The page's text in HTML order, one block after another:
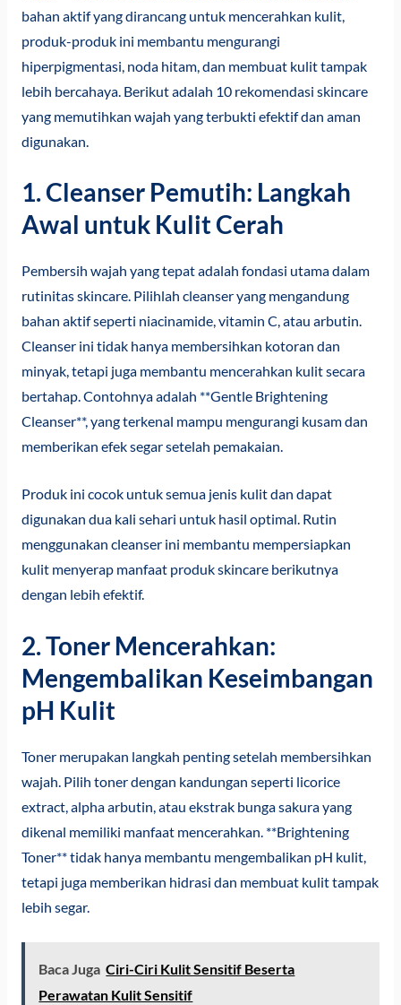
bahan aktif yang dirancang untuk mencerahkan kulit,
produk-produk ini membantu mengurangi
hiperpigmentasi, noda hitam, dan membuat kulit tampak
lebih bercahaya. Berikut adalah 10 rekomendasi skincare
yang memutihkan wajah yang terbukti efektif dan aman
digunakan.
1. Cleanser Pemutih: Langkah
Awal untuk Kulit Cerah
Pembersih wajah yang tepat adalah fondasi utama dalam
rutinitas skincare. Pilihlah cleanser yang mengandung
bahan aktif seperti niacinamide, vitamin C, atau arbutin.
Cleanser ini tidak hanya membersihkan kotoran dan
minyak, tetapi juga membantu mencerahkan kulit secara
bertahap. Contohnya adalah **Gentle Brightening
Cleanser**, yang terkenal mampu mengurangi kusam dan
memberikan efek segar setelah pemakaian.
Produk ini cocok untuk semua jenis kulit dan dapat
digunakan dua kali sehari untuk hasil optimal. Rutin
menggunakan cleanser ini membantu mempersiapkan
kulit menyerap manfaat produk skincare berikutnya
dengan lebih efektif.
2. Toner Mencerahkan:
Mengembalikan Keseimbangan
pH Kulit
Toner merupakan langkah penting setelah membersihkan
wajah. Pilih toner dengan kandungan seperti licorice
extract, alpha arbutin, atau ekstrak bunga sakura yang
dikenal memiliki manfaat mencerahkan. **Brightening
Toner** tidak hanya membantu mengembalikan pH kulit,
tetapi juga memberikan hidrasi dan membuat kulit tampak
lebih segar.
Baca Juga Ciri-Ciri Kulit Sensitif Beserta
Perawatan Kulit Sensitif